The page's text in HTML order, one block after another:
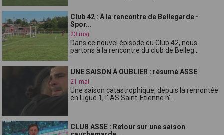
Club 42 : À la rencontre de Bellegarde -
Spor...
23 mai
Dans ce nouvel épisode du Club 42, nous
partons à la rencontre du club de Belleg...
UNE SAISON À OUBLIER : résumé ASSE
21 mai
Une saison catastrophique, depuis la remontée
en Ligue 1, l' AS Saint-Etienne n'...
CLUB ASSE : Retour sur une saison